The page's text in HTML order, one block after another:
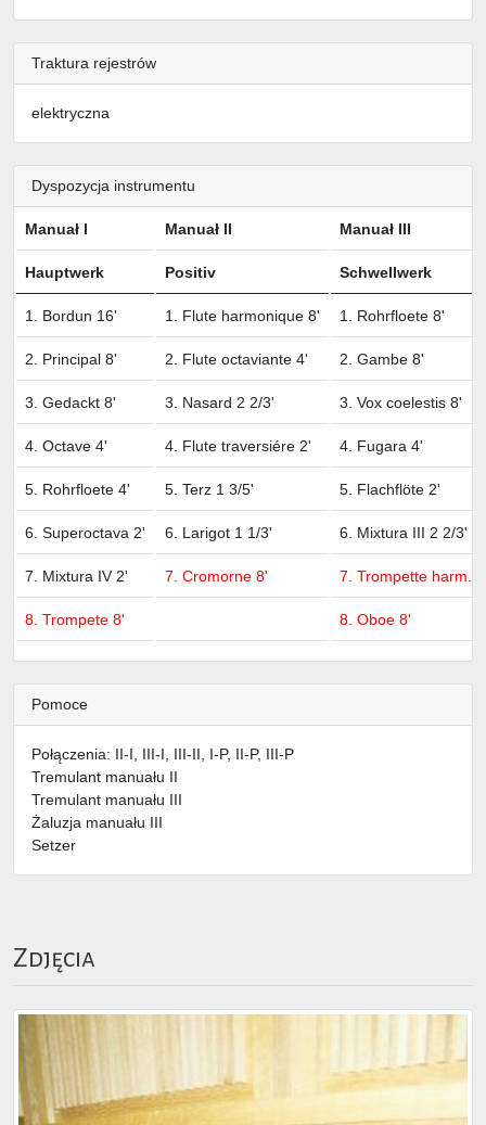
Traktura rejestrów
elektryczna
Dyspozycja instrumentu
Manuał I Manuał II Manuał III
Hauptwerk Positiv Schwellwerk
1. Bordun 16' 1. Flute harmonique 8' 1. Rohrfloete 8'
2. Principal 8' 2. Flute octaviante 4' 2. Gambe 8'
3. Gedackt 8' 3. Nasard 2 2/3' 3. Vox coelestis 8'
4. Octave 4' 4. Flute traversiére 2' 4. Fugara 4'
5. Rohrfloete 4' 5. Terz 1 3/5' 5. Flachflöte 2'
6. Superoctava 2' 6. Larigot 1 1/3' 6. Mixtura III 2 2/3'
7. Mixtura IV 2' 7. Cromorne 8' 7. Trompette harm.
8. Trompete 8' 8. Oboe 8'
Pomoce
Połączenia: II-I, III-I, III-II, I-P, II-P, III-P
Tremulant manuału II
Tremulant manuału III
Żaluzja manuału III
Setzer
Zdjęcia